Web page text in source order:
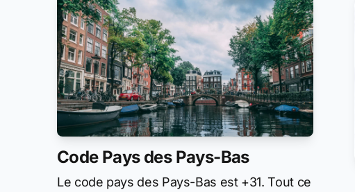
Code Pays des Pays-Bas
Le code pays des Pays-Bas est +31. Tout ce